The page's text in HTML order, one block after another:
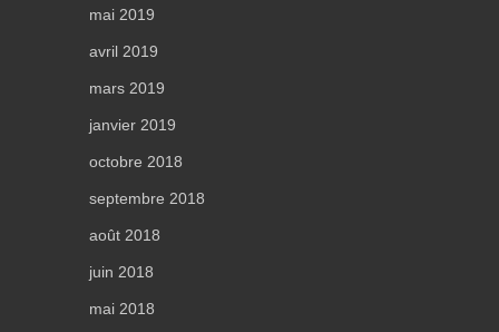
mai 2019
avril 2019
mars 2019
janvier 2019
octobre 2018
septembre 2018
août 2018
juin 2018
mai 2018